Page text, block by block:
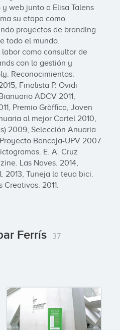
web junto a Elisa Talens
su etapa como
proyectos de branding
todo el mundo.
como consultor de
con la gestión y
Reconocimientos:
Finalista P. Ovidi
ADCV 2011,
Premio Gràffica, Joven
al mejor Cartel 2010,
2009, Selección Anuaria
Bancaja-UPV 2007.
E. A. Cruz
Las Naves. 2014,
2013, Tuneja la teua bici.
Creativos. 2011.
Ferrís 37